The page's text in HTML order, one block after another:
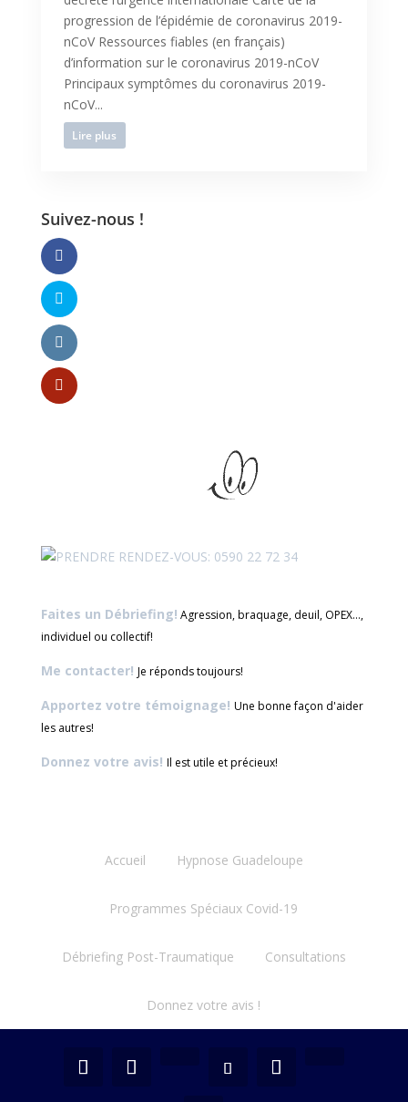
progression de l’épidémie de coronavirus 2019-
nCoV Ressources fiables (en français)
d’information sur le coronavirus 2019-nCoV
Principaux symptômes du coronavirus 2019-
nCoV...
Lire plus
Suivez-nous !
Faites un Débriefing! Agression, braquage, deuil, OPEX...,
individuel ou collectif!
Me contacter! Je réponds toujours!
Apportez votre témoignage! Une bonne façon d'aider
les autres!
Donnez votre avis! Il est utile et précieux!
Accueil Hypnose Guadeloupe
Programmes Spéciaux Covid-19
Débriefing Post-Traumatique Consultations
Donnez votre avis !